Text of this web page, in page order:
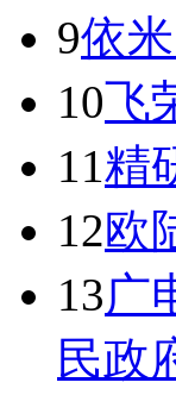
9依
10飞
11精
12欧
13广
民政